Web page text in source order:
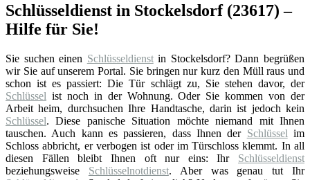
Schlüsseldienst in Stockelsdorf (23617) –
Hilfe für Sie!
Sie suchen einen Schlüsseldienstin Stockelsdorf? Dann begrüßen
wir Sie auf unserem Portal. Sie bringen nur kurz den Müll raus und
schon ist es passiert: Die Tür schlägt zu, Sie stehen davor, der
Schlüssel ist noch in der Wohnung. Oder Sie kommen von der
Arbeit heim, durchsuchen Ihre Handtasche, darin ist jedoch kein
Schlüssel. Diese panische Situation möchte niemand mit Ihnen
tauschen. Auch kann es passieren, dass Ihnen der Schlüssel im
Schloss abbricht, er verbogen ist oder im Türschloss klemmt. In all
diesen Fällen bleibt Ihnen oft nur eins: Ihr Schlüsseldienst
beziehungsweise Schlüsselnotdienst. Aber was genau tut Ihr